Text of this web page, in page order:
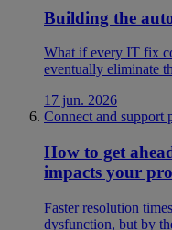
Building the
What if every IT fix
eventually eliminate
17 jun. 2026
Connect and support
How to get
impacts your
Faster resolution
dysfunction, but by